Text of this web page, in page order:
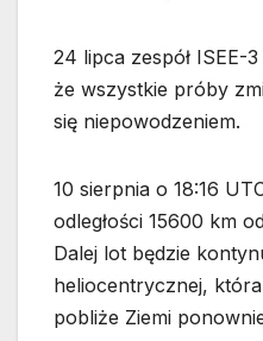
24 lipca zespół ISEE-3
że wszystkie próby
się niepowodzeniem.
10 sierpnia o 18:16
odległości 15600 km
Dalej lot będzie
heliocentrycznej,
pobliże Ziemi